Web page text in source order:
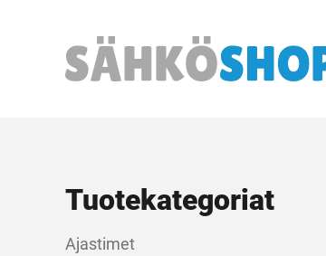
Päävalikko
Tuotekategoriat
Ajastimet